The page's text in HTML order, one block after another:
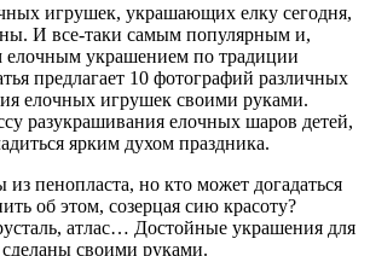
игрушек, украшающих елку сегодня,
И все-таки самым популярным и,
украшением по традиции
предлагает 10 фотографий различных
елочных игрушек своими руками.
разукрашивания елочных шаров детей,
ярким духом праздника.
пенопласта, но кто может догадаться
об этом, созерцая сию красоту?
атлас… Достойные украшения для
своими руками.